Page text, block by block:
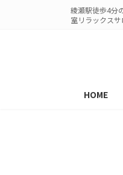
綾瀬駅徒歩4
室リラックス
HOME